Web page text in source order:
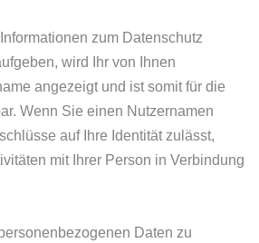
zum Datenschutz
wird Ihr von Ihnen
angezeigt und ist somit für die
Wenn Sie einen Nutzernamen
auf Ihre Identität zulässt,
mit Ihrer Person in Verbindung
Daten zu